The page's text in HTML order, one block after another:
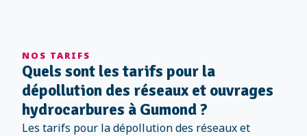
NOS TARIFS
Quels sont les tarifs pour la
dépollution des réseaux et ouvrages
hydrocarbures à Gumond ?
Les tarifs pour la dépollution des réseaux et